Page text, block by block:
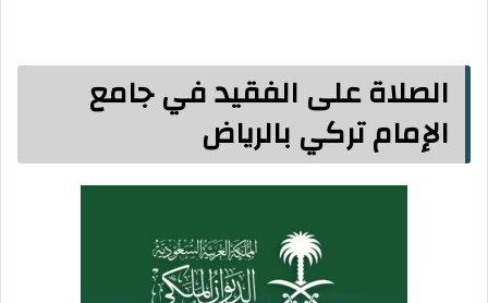
الصلاة على الفقيد في جامع
الإمام تركي بالرياض